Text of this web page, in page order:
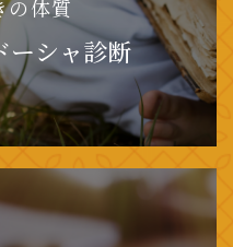
の体質
ーシャ診断